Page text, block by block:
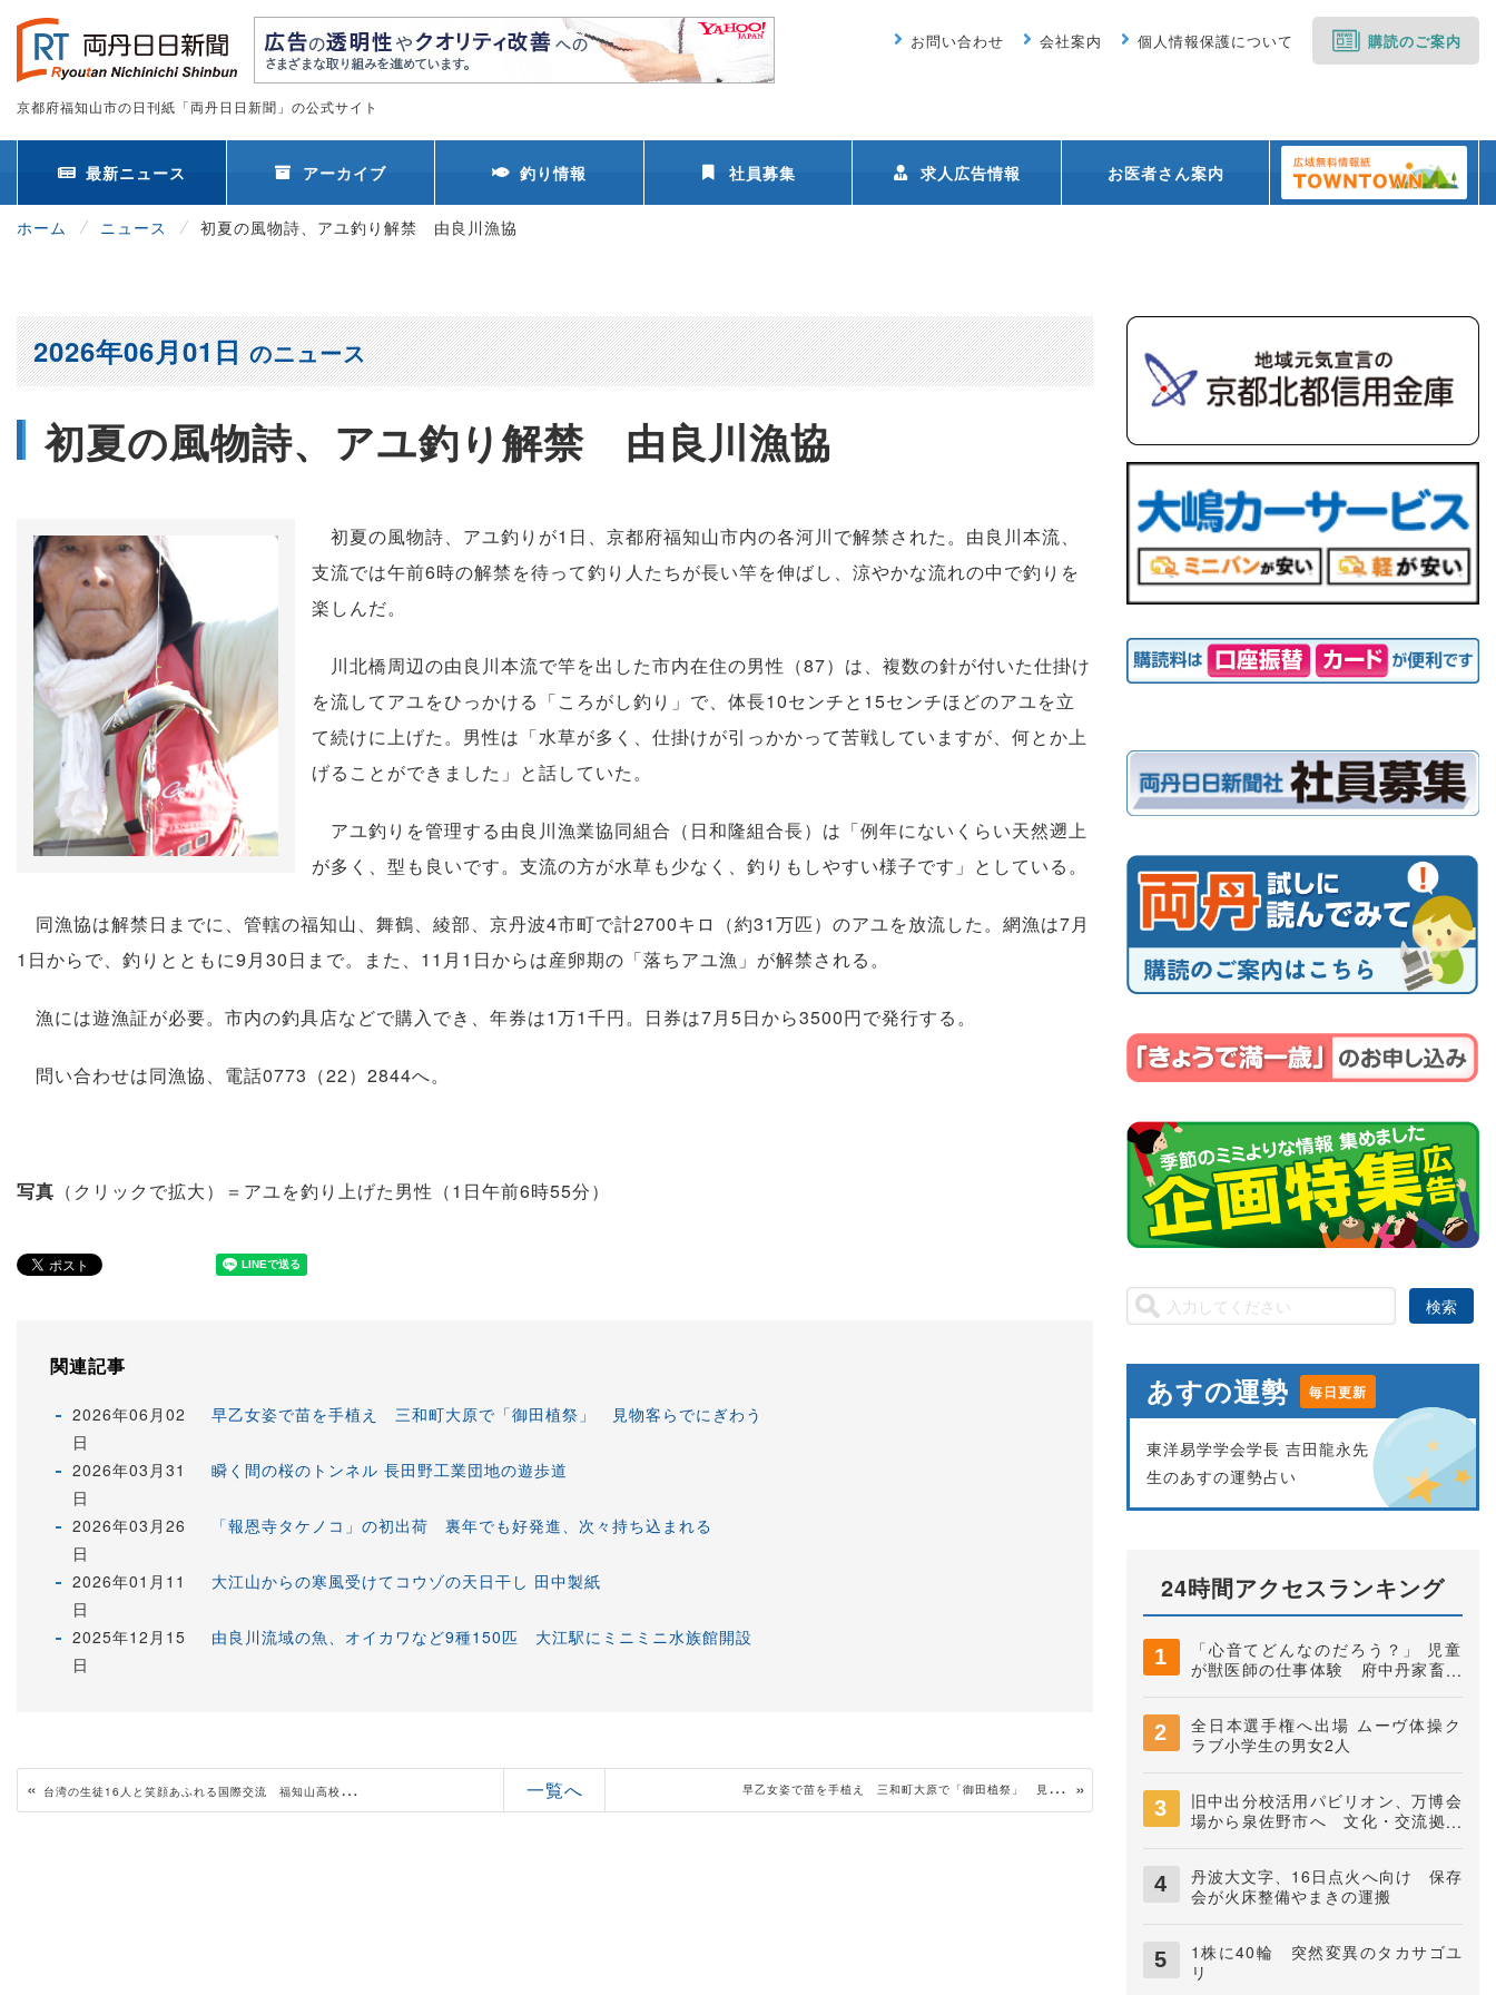
京都府福知山市の日刊紙「両丹日日新聞」の公式サイト
お問い合わせ 会社案内 個人情報保護について 購読のご案内
最新ニュース アーカイブ 釣り情報 社員募集 求人広告情報 お医者さん案内
ホーム ニュース 初夏の風物詩、アユ釣り解禁 由良川漁協
初夏の風物詩、アユ釣り解禁 由良川漁協
2026年06月01日のニュース
初夏の風物詩、アユ釣りが1日、京都府福知山市内の各河川で解禁された。由良川本流、
支流では午前6時の解禁を待って釣り人たちが長い竿を伸ばし、涼やかな流れの中で釣りを
楽しんだ。
川北橋周辺の由良川本流で竿を出した市内在住の男性（87）は、複数の針が付いた仕掛け
を流してアユをひっかける「ころがし釣り」で、体長10センチと15センチほどのアユを立
て続けに上げた。男性は「水草が多く、仕掛けが引っかかって苦戦していますが、何とか上
げることができました」と話していた。
アユ釣りを管理する由良川漁業協同組合（日和隆組合長）は「例年にないくらい天然遡上
が多く、型も良いです。支流の方が水草も少なく、釣りもしやすい様子です」としている。
同漁協は解禁日までに、管轄の福知山、舞鶴、綾部、京丹波4市町で計2700キロ（約31万匹）のアユを放流した。網漁は7月
1日からで、釣りとともに9月30日まで。また、11月1日からは産卵期の「落ちアユ漁」が解禁される。
漁には遊漁証が必要。市内の釣具店などで購入でき、年券は1万1千円。日券は7月5日から3500円で発行する。
問い合わせは同漁協、電話0773（22）2844へ。
写真 （クリックで拡大）＝アユを釣り上げた男性（1日午前6時55分）
関連記事
2026年06月02
日
早乙女姿で苗を手植え 三和町大原で「御田植祭」 見物客らでにぎわう
2026年03月31
日
瞬く間の桜のトンネル 長田野工業団地の遊歩道
2026年03月26
日
「報恩寺タケノコ」の初出荷 裏年でも好発進、次々持ち込まれる
2026年01月11
日
大江山からの寒風受けてコウゾの天日干し 田中製紙
2025年12月15
日
由良川流域の魚、オイカワなど9種150匹 大江駅にミニミニ水族館開設
« 台湾の生徒16人と笑顔あふれる国際交流 福知山高校附属中学生 一覧へ 早
乙女姿で苗を手植え 三和町大原で「御田植祭」 見物客らでにぎわう
あすの運勢 毎日更新
東洋易学学会学長 吉田龍永先
生のあすの運勢占い
24時間アクセスランキング
「心音てどんなのだろう？」 児童
が獣医師の仕事体験 府中丹家畜保
全日本選手権へ出場 ムーヴ体操ク
ラブ小学生の男女2人
旧中出分校活用パビリオン、万博会
場から泉佐野市へ 文化・交流拠点
丹波大文字、16日点火へ向け 保存
会が火床整備やまきの運搬
1株に40輪 突然変異のタカサゴユ
リ